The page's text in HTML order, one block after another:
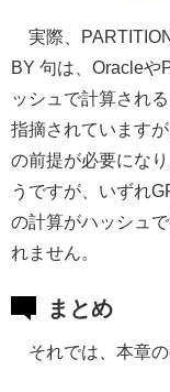
実際、
BY 句は、Oracleや
ッシュで計算され
指摘されています
の前提が必要にな
うですが、いずれ
の計算がハッシュ
れません。
まとめ
それでは、本章の